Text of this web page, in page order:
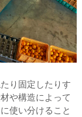
り固定したりす
や構造によって
使い分けること